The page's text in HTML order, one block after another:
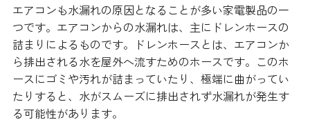
エアコンも水漏れの原因となることが多い家電製品の一
つです。エアコンからの水漏れは、主にドレンホースの
詰まりによるものです。ドレンホースとは、エアコンか
ら排出される水を屋外へ流すためのホースです。このホ
ースにゴミや汚れが詰まっていたり、極端に曲がってい
たりすると、水がスムーズに排出されず水漏れが発生す
る可能性があります。